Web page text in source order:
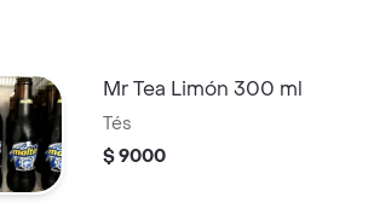
Mr Tea Limón 300 ml
Tés
$ 9000